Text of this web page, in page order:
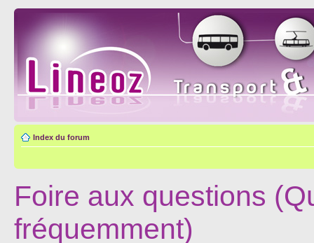
Index du forum
Foire aux questions
fréquemment)